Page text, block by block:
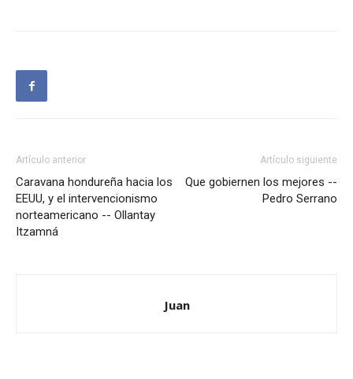
Artículo anterior
Caravana hondureña hacia los
EEUU, y el intervencionismo
norteamericano -- Ollantay
Itzamná
Artículo siguiente
Que gobiernen los mejores --
Pedro Serrano
Juan